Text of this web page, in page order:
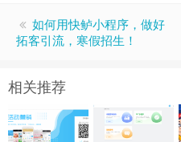
如何用快鲈小程序，做好
拓客引流，寒假招生！
相关推荐